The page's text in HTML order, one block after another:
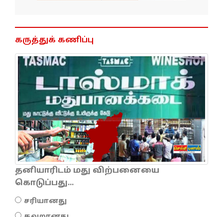
கருத்துக் கணிப்பு
தனியாரிடம் மது விற்பனையை
கொடுப்பது...
சரியானது